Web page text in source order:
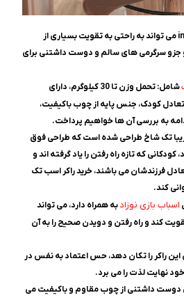
راکر اسب تک شاخ 18ماه infancy می تواند به راحتی به تقویت بسیاری از
جزو سرگرمی های سالم و دوست داشتنی برای
شامل: تحمل وزن تا 30 کیلوگرم، دارای
کودک، جنس پایه از چوب باکیفیت،
به بررسی آن ها خواهیم پرداخت.
تک شاخ طراحی شده است که طراحی فوق
که تازه راه رفتن را یاد گرفته اند و
فرزندشان می باشند، خرید راکر اسب تک
کند.
اسباب بازی نوزادبه همراه دارد، می تواند
کند و راه رفتن و دویدن صحیح را به آن
این راکر را تکان دهد، حس اعتماد به نفس در
نهایت لذت را می برد.
دوست داشتنی از چوب مقاوم و باکیفیت می